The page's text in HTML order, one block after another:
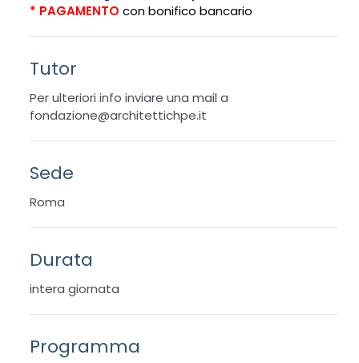
* PAGAMENTO con bonifico bancario
Tutor
Per ulteriori info inviare una mail a
fondazione@architettichpe.it
Sede
Roma
Durata
intera giornata
Programma